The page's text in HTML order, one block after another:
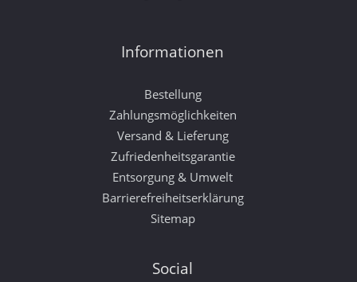
Informationen
Bestellung
Zahlungsmöglichkeiten
Versand & Lieferung
Zufriedenheitsgarantie
Entsorgung & Umwelt
Barrierefreiheitserklärung
Sitemap
Social